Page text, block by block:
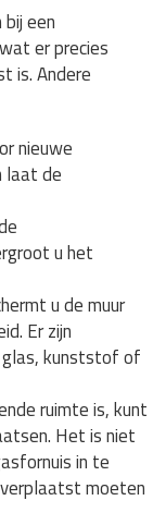
een
er precies
is. Andere
nieuwe
laat de
u het
u de muur
Er zijn
glas, kunststof of
ruimte is, kunt
Het is niet
in te
moeten